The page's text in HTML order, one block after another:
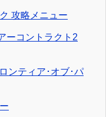
攻略メニュー
ーコントラクト2
ンティア･オブ･パ